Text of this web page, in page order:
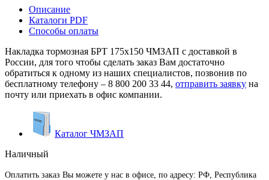
Описание
Каталоги PDF
Способы оплаты
Накладка тормозная БРТ 175х150 ЧМЗАП с доставкой в
России, для того чтобы сделать заказ Вам достаточно
обратиться к одному из наших специалистов, позвонив по
бесплатному телефону – 8 800 200 33 44, отправить заявку на
почту или приехать в офис компании.
Каталог ЧМЗАП
Наличный
Оплатить заказ Вы можете у нас в офисе, по адресу: РФ, Республика